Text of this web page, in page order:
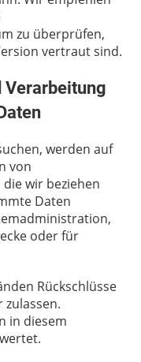
zu überprüfen,
vertraut sind.
Verarbeitung
werden auf
von
wir beziehen
Daten
oder für
Rückschlüsse
in diesem